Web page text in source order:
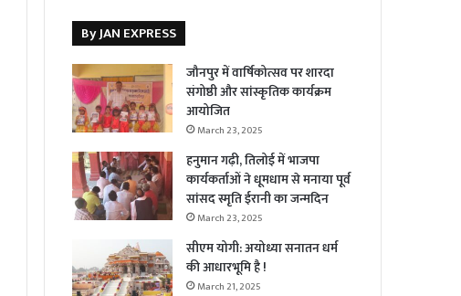
By JAN EXPRESS
जौनपुर में वार्षिकोत्सव पर शारदा
संगोष्ठी और सांस्कृतिक कार्यक्रम
आयोजित
March 23, 2025
हनुमान गढ़ी, तिलोई में भाजपा
कार्यकर्ताओं ने धूमधाम से मनाया पूर्व
सांसद स्मृति ईरानी का जन्मदिन
March 23, 2025
सीएम योगी: अयोध्या सनातन धर्म
की आधारभूमि है !
March 21, 2025